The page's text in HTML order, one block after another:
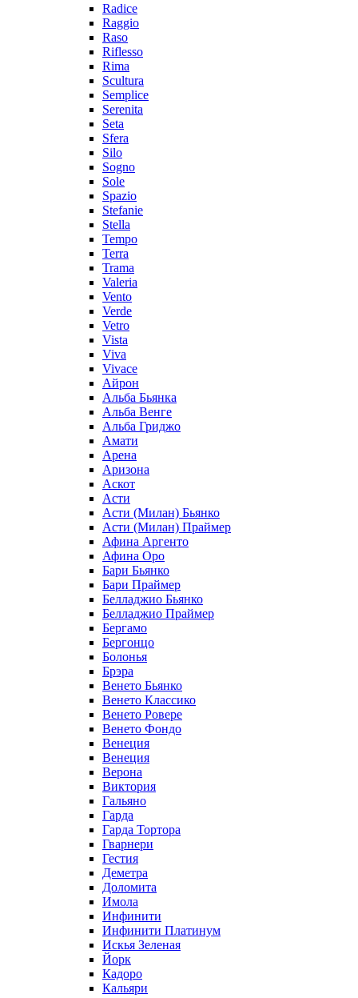
Radice
Raggio
Raso
Riflesso
Rima
Scultura
Semplice
Serenita
Seta
Sfera
Silo
Sogno
Sole
Spazio
Stefanie
Stella
Tempo
Terra
Trama
Valeria
Vento
Verde
Vetro
Vista
Viva
Vivace
Айрон
Альба Бьянка
Альба Венге
Альба Гриджо
Амати
Арена
Аризона
Аскот
Асти
Асти (Милан) Бьянко
Асти (Милан) Праймер
Афина Аргенто
Афина Оро
Бари Бьянко
Бари Праймер
Белладжио Бьянко
Белладжио Праймер
Бергамо
Бергонцо
Болонья
Брэра
Венето Бьянко
Венето Классико
Венето Ровере
Венето Фондо
Венеция
Венеция
Верона
Виктория
Гальяно
Гарда
Гарда Тортора
Гварнери
Гестия
Деметра
Доломита
Имола
Инфинити
Инфинити Платинум
Искья Зеленая
Йорк
Кадоро
Кальяри